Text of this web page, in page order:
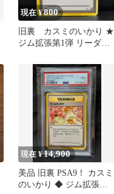
現在 ¥800
旧裏 カスミのいかり ★
ジム拡張第1弾 リーダー
現在 ¥14,900
美品 旧裏 PSA9！ カスミ
のいかり ◆ ジム拡張第1